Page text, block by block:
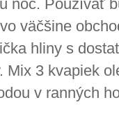
noc. Používať
väčšine
hliny s
Mix 3 kvapiek
v ranných